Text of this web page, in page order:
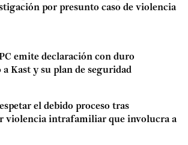
por presunto caso de violencia
emite declaración con duro
Kast y su plan de seguridad
el debido proceso tras
violencia intrafamiliar que involucra a